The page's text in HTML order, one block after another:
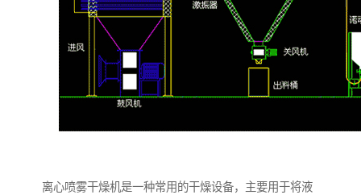
离心喷雾干燥机是一种常用的干燥设备，主要用于将液